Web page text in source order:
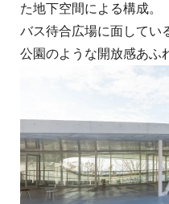
た地下空間による構成。
バス待合広場に面してい
公園のような開放感あふ